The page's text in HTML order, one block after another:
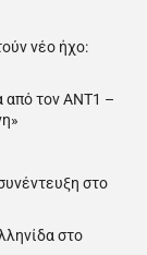
νέο ήχο:
από τον ΑΝΤ1 –
στο
στο